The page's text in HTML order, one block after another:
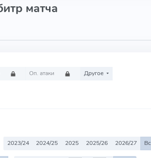
матча
Оп. атаки Другое
2023/24 2024/25 2025 2025/26 2026/27